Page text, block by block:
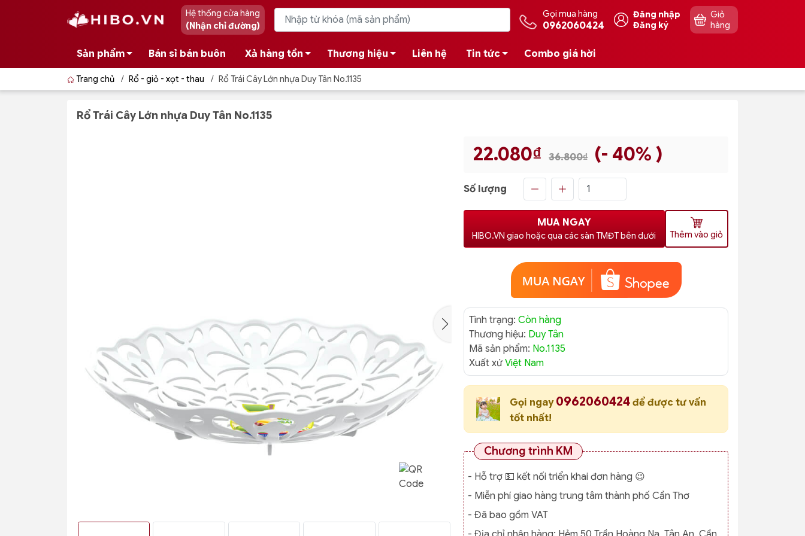
Hệ thống cửa hàng
(Nhận chỉ đường)
Gọi mua hàng
0962060424
Đăng nhập
Đăng ký
Giỏ
hàng
Sản phẩm Bán sỉ bán buôn Xả hàng tồn Thương hiệu Liên hệ Tin tức Combo giá hời
Trang chủ / Rổ - giỏ - xọt - thau / Rổ Trái Cây Lớn nhựa Duy Tân No.1135
Rổ Trái Cây Lớn nhựa Duy Tân No.1135
22.080₫ 36.800₫ (- 40% )
Số lượng
MUA NGAY
HIBO.VN giao hoặc qua các sàn TMĐT bên dưới Thêm vào giỏ
Tình trạng:Còn hàng
Thương hiệu: Duy Tân
Mã sản phẩm: No.1135
Xuất xứViệt Nam
Gọi ngay 0962060424để được tư vấn
tốt nhất!
Chương trình KM
- Hỗ trợ 💵 kết nối triển khai đơn hàng 😉
- Miễn phí giao hàng trung tâm thành phố Cần Thơ
- Đã bao gồm VAT